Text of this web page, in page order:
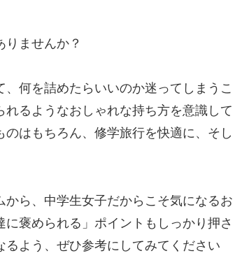
りませんか？
何を詰めたらいいのか迷ってしまうこ
るようなおしゃれな持ち方を意識して
はもちろん、修学旅行を快適に、そし
ら、中学生女子だからこそ気になるお
褒められる」ポイントもしっかり押さ
よう、ぜひ参考にしてみてください